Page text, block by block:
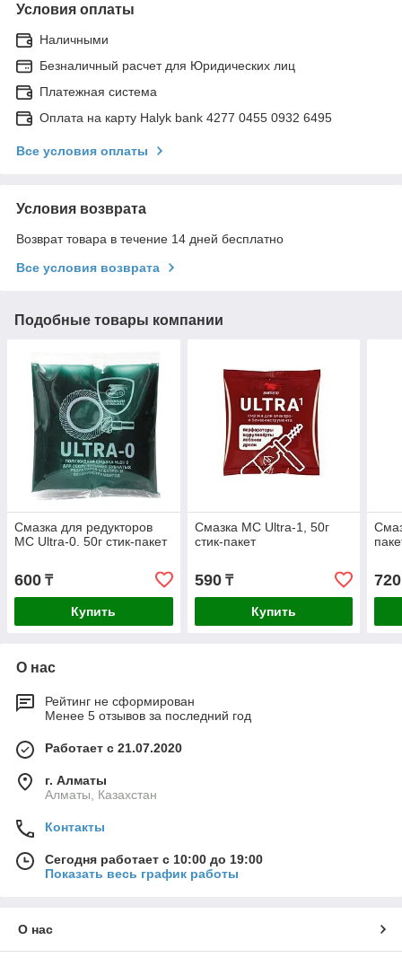
Условия оплаты
Наличными
Безналичный расчет для Юридических лиц
Платежная система
Оплата на карту Halyk bank 4277 0455 0932 6495
Все условия оплаты
Условия возврата
Возврат товара в течение 14 дней бесплатно
Все условия возврата
Подобные товары компании
Смазка для редукторов
МС Ultra-0. 50г стик-пакет
600 ₸
Купить
Смазка МС Ultra-1, 50г
стик-пакет
590₸
Купить
720
О нас
Рейтинг не сформирован
Менее 5 отзывов за последний год
Работает с 21.07.2020
г. Алматы
Алматы, Казахстан
Контакты
Сегодня работает с 10:00 до 19:00
Показать весь график работы
О нас